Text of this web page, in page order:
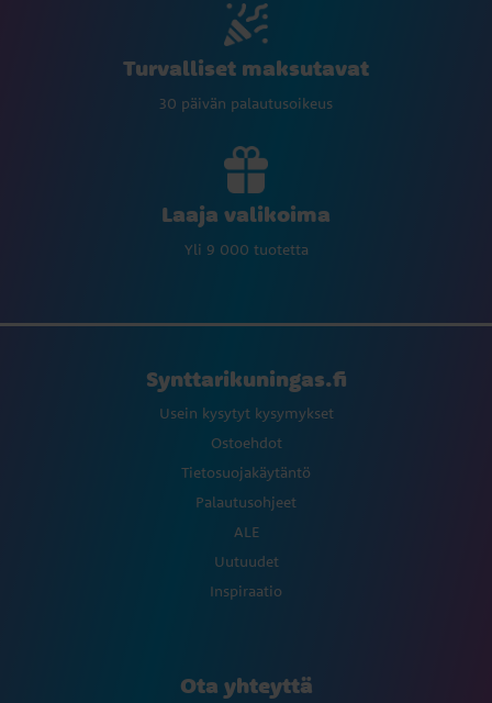
Turvalliset maksutavat
30 päivän palautusoikeus
Laaja valikoima
Yli 9 000 tuotetta
Synttarikuningas.fi
Usein kysytyt kysymykset
Ostoehdot
Tietosuojakäytäntö
Palautusohjeet
ALE
Uutuudet
Inspiraatio
Ota yhteyttä